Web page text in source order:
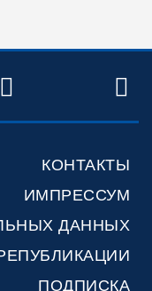
YOUTUBE
КОНТАКТЫ
ИМПРЕССУМ
ДАННЫХ
ПОДПИСКА